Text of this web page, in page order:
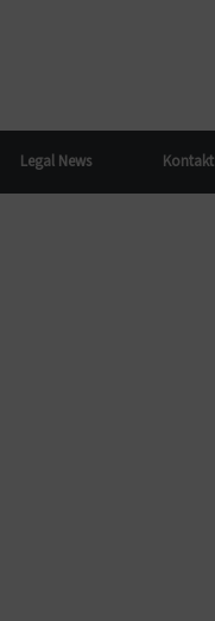
Legal News Kontakt